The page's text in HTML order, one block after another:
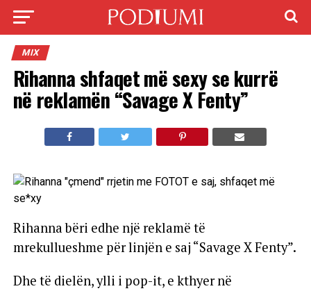
MIX
Rihanna shfaqet më sexy se kurrë
në reklamën “Savage X Fenty”
Rihanna bëri edhe një reklamë të
mrekullueshme për linjën e saj “Savage X Fenty”.
Dhe të dielën, ylli i pop-it, e kthyer në